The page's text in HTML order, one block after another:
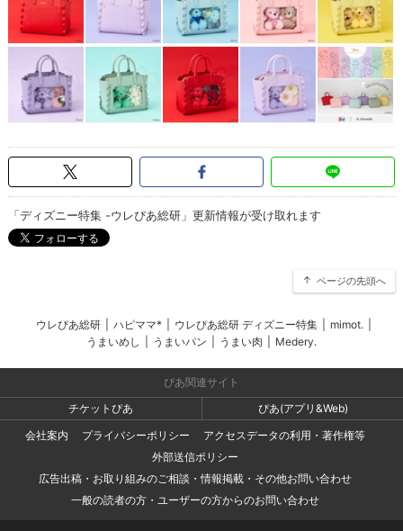
「ディズニー特集 -ウレぴあ総研」更新情報が受け取れます
ページの先頭へ
ウレぴあ総研 ハピママ* ウレぴあ総研 ディズニー特集 mimot.
うまいめし
うまいパン うまい肉 Medery.
ぴあ関連サイト
チケットぴあ
ぴあ(アプリ&Web)
会社案内
プライバシーポリシー
アクセスデータの利用・著作権等
外部送信ポリシー
広告出稿・お取り組みのご相談・情報掲載・その他お問い合わせ
一般の読者の方・ユーザーの方からのお問い合わせ